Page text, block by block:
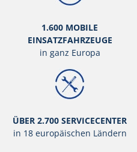
1.600 MOBILE
EINSATZFAHRZEUGE
in ganz Europa
ÜBER 2.700 SERVICECENTER
in 18 europäischen Ländern